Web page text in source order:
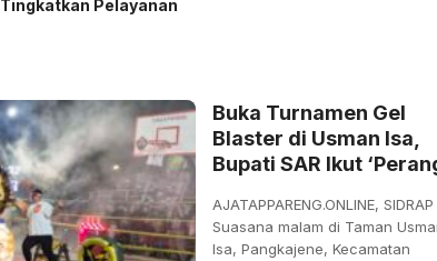
Tingkatkan Pelayanan
Buka Turnamen Gel
Blaster di Usman Isa,
Bupati SAR Ikut
AJATAPPARENG.ONLINE,
Suasana malam di Taman
Isa, Pangkajene, Kecamatan